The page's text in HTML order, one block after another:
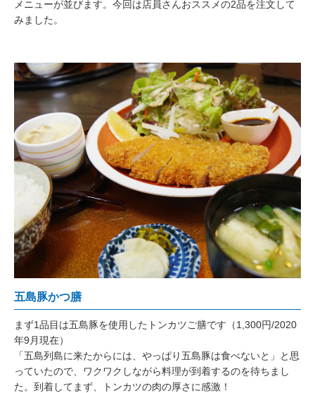
登録票
お問い合わせ
メニューが並びます。今回は店員さんおススメの2品を注文して
みました。
五島豚かつ膳
まず1品目は五島豚を使用したトンカツご膳です（1,300円/2020
年9月現在）
「五島列島に来たからには、やっぱり五島豚は食べないと」と思
っていたので、ワクワクしながら料理が到着するのを待ちまし
た。到着してまず、トンカツの肉の厚さに感激！